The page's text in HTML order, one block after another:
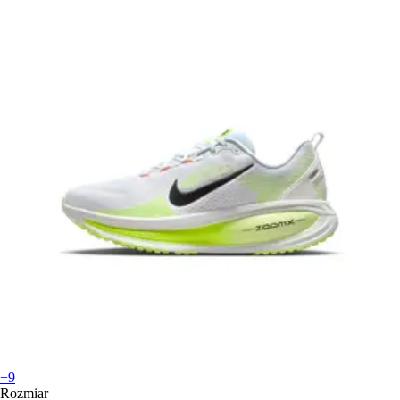
+9
Rozmiar